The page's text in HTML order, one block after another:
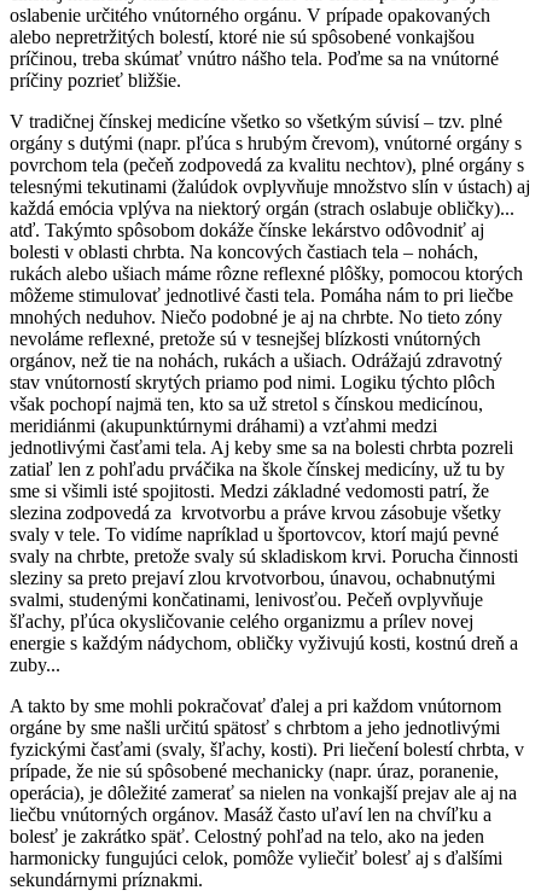
oslabenie určitého vnútorného orgánu. V prípade opakovaných
alebo nepretržitých bolestí, ktoré nie sú spôsobené vonkajšou
príčinou, treba skúmať vnútro nášho tela. Poďme sa na vnútorné
príčiny pozrieť bližšie.
V tradičnej čínskej medicíne všetko so všetkým súvisí – tzv. plné
orgány s dutými (napr. pľúca s hrubým črevom), vnútorné orgány s
povrchom tela (pečeň zodpovedá za kvalitu nechtov), plné orgány s
telesnými tekutinami (žalúdok ovplyvňuje množstvo slín v ústach) aj
každá emócia vplýva na niektorý orgán (strach oslabuje obličky)...
atď. Takýmto spôsobom dokáže čínske lekárstvo odôvodniť aj
bolesti v oblasti chrbta. Na koncových častiach tela – nohách,
rukách alebo ušiach máme rôzne reflexné plôšky, pomocou ktorých
môžeme stimulovať jednotlivé časti tela. Pomáha nám to pri liečbe
mnohých neduhov. Niečo podobné je aj na chrbte. No tieto zóny
nevoláme reflexné, pretože sú v tesnejšej blízkosti vnútorných
orgánov, než tie na nohách, rukách a ušiach. Odrážajú zdravotný
stav vnútorností skrytých priamo pod nimi. Logiku týchto plôch
však pochopí najmä ten, kto sa už stretol s čínskou medicínou,
meridiánmi (akupunktúrnymi dráhami) a vzťahmi medzi
jednotlivými časťami tela. Aj keby sme sa na bolesti chrbta pozreli
zatiaľ len z pohľadu prváčika na škole čínskej medicíny, už tu by
sme si všimli isté spojitosti. Medzi základné vedomosti patrí, že
slezina zodpovedá za krvotvorbu a práve krvou zásobuje všetky
svaly v tele. To vidíme napríklad u športovcov, ktorí majú pevné
svaly na chrbte, pretože svaly sú skladiskom krvi. Porucha činnosti
sleziny sa preto prejaví zlou krvotvorbou, únavou, ochabnutými
svalmi, studenými končatinami, lenivosťou. Pečeň ovplyvňuje
šľachy, pľúca okysličovanie celého organizmu a prílev novej
energie s každým nádychom, obličky vyživujú kosti, kostnú dreň a
zuby...
A takto by sme mohli pokračovať ďalej a pri každom vnútornom
orgáne by sme našli určitú spätosť s chrbtom a jeho jednotlivými
fyzickými časťami (svaly, šľachy, kosti). Pri liečení bolestí chrbta, v
prípade, že nie sú spôsobené mechanicky (napr. úraz, poranenie,
operácia), je dôležité zamerať sa nielen na vonkajší prejav ale aj na
liečbu vnútorných orgánov. Masáž často uľaví len na chvíľku a
bolesť je zakrátko späť. Celostný pohľad na telo, ako na jeden
harmonicky fungujúci celok, pomôže vyliečiť bolesť aj s ďalšími
sekundárnymi príznakmi.